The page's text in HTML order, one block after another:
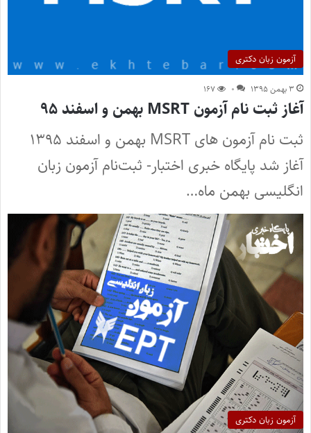
آزمون زبان دکتری
۳ بهمن ۱۳۹۵ ۰ ۱۶۷
آغاز ثبت نام آزمون MSRT بهمن و اسفند ۹۵
ثبت‌ نام آزمون های MSRT بهمن و اسفند ۱۳۹۵
آغاز شد پایگاه خبری اختبار- ثبت‌نام آزمون زبان
انگلیسی بهمن ماه…
آزمون زبان دکتری